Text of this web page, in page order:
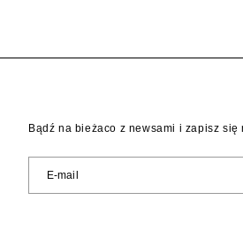
Bądź na bieżaco z newsami i zapisz się